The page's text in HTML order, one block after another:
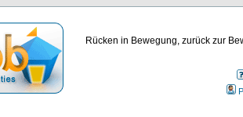
Rücken in Bewegung, zurück zur